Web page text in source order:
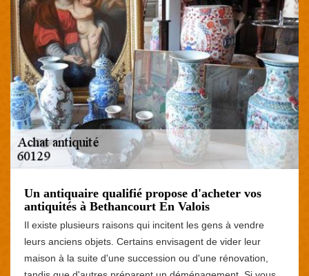
Un antiquaire qualifié propose d'acheter vos
antiquités à Bethancourt En Valois
Il existe plusieurs raisons qui incitent les gens à vendre
leurs anciens objets. Certains envisagent de vider leur
maison à la suite d'une succession ou d'une rénovation,